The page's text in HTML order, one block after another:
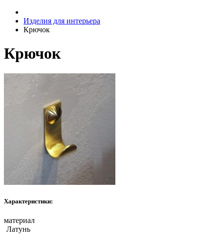
Изделия для интерьера
Крючок
Крючок
Характеристики:
материал
Латунь